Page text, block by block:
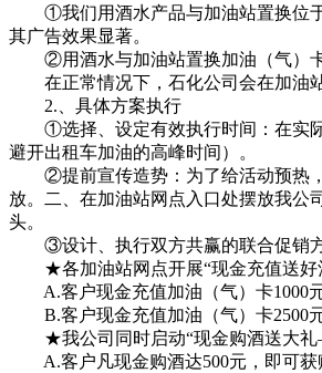
①我们用酒水产品与加油站置换位于
其广告效果显著。
②用酒水与加油站置换加油（气）卡
在正常情况下，石化公司会在加油站
2.、具体方案执行
①选择、设定有效执行时间：在实际
避开出租车加油的高峰时间）。
②提前宣传造势：为了给活动预热，
放。二、在加油站网点入口处摆放我公
头。
③设计、执行双方共赢的联合促销方
★各加油站网点开展“现金充值送好
A.客户现金充值加油（气）卡1000元
B.客户现金充值加油（气）卡2500元
★我公司同时启动“现金购酒送大礼
A.客户凡现金购酒达500元，即可获